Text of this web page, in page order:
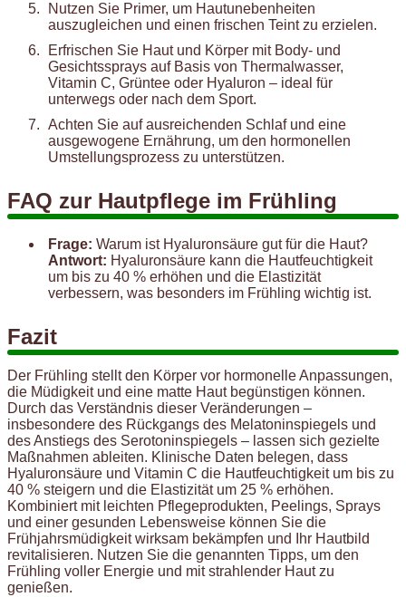
Nutzen Sie Primer, um Hautunebenheiten
auszugleichen und einen frischen Teint zu erzielen.
Erfrischen Sie Haut und Körper mit Body- und
Gesichtssprays auf Basis von Thermalwasser,
Vitamin C, Grüntee oder Hyaluron – ideal für
unterwegs oder nach dem Sport.
Achten Sie auf ausreichenden Schlaf und eine
ausgewogene Ernährung, um den hormonellen
Umstellungsprozess zu unterstützen.
FAQ zur Hautpflege im Frühling
Frage: Warum ist Hyaluronsäure gut für die Haut?
Antwort: Hyaluronsäure kann die Hautfeuchtigkeit
um bis zu 40 % erhöhen und die Elastizität
verbessern, was besonders im Frühling wichtig ist.
Fazit
Der Frühling stellt den Körper vor hormonelle Anpassungen,
die Müdigkeit und eine matte Haut begünstigen können.
Durch das Verständnis dieser Veränderungen –
insbesondere des Rückgangs des Melatoninspiegels und
des Anstiegs des Serotoninspiegels – lassen sich gezielte
Maßnahmen ableiten. Klinische Daten belegen, dass
Hyaluronsäure und Vitamin C die Hautfeuchtigkeit um bis zu
40 % steigern und die Elastizität um 25 % erhöhen.
Kombiniert mit leichten Pflegeprodukten, Peelings, Sprays
und einer gesunden Lebensweise können Sie die
Frühjahrsmüdigkeit wirksam bekämpfen und Ihr Hautbild
revitalisieren. Nutzen Sie die genannten Tipps, um den
Frühling voller Energie und mit strahlender Haut zu
genießen.